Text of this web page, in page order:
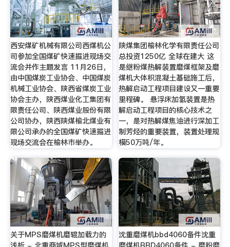
西安煤矿机械有限公司西煤机公
司参加全国煤矿快速掘进现场交
流会并作主题发言 11月26日，
由中国煤炭工业协会、中国煤炭
机械工业协会、陕西省煤炭工业
协会主办，陕西煤业化工集团有
限责任公司、陕西煤业股份有限
公司协办，陕西陕煤榆北煤业有
限公司承办的全国煤矿快速掘进
现场交流会在榆林市举办。
陕煤集团榆林化学有限责任公司
总投资1250亿 全球在建大 这
是继粉煤热解装置磨煤框架及磨
煤机大体积混凝土基础施工后，
热解启动工程项目建设又一重要
里程碑。 悬浮床加氢装置是热
解启动工程项目的核心技术之
一，是对热解煤焦油进行深加工
制芳烃的重要装置，装置处理规
模50万吨/年。
关于MPS磨煤机磨辊加载力的
沈重磨煤机bbd4060备件沈重